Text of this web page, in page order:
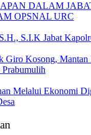
DALAM
OPSNAL URC
S.I.K Jabat
Giro Kosong,
Melalui Ekonomi